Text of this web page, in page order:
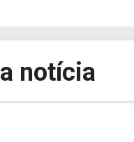
notícia